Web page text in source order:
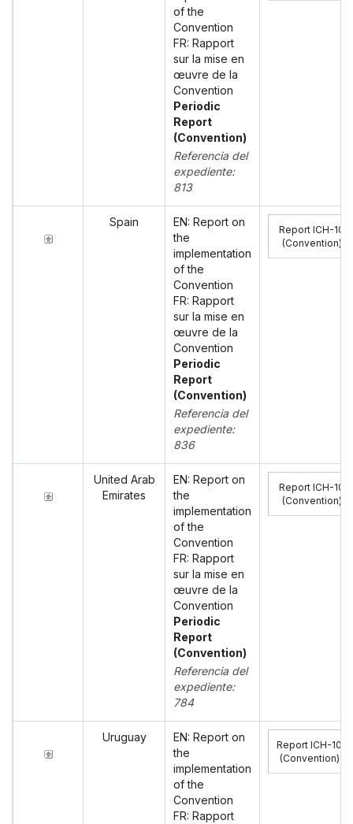
of the
Convention
FR: Rapport
sur la mise en
œuvre de la
Convention
Periodic
Report
(Convention)
Referencia del
expediente:
813
Spain
EN: Report on
the
implementation
of the
Convention
FR: Rapport
sur la mise en
œuvre de la
Convention
Periodic
Report
(Convention)
Referencia del
expediente:
836
Report ICH-10
(Convention)
United Arab
Emirates
EN: Report on
the
implementation
of the
Convention
FR: Rapport
sur la mise en
œuvre de la
Convention
Periodic
Report
(Convention)
Referencia del
expediente:
784
Report ICH-10
(Convention)
Uruguay
EN: Report on
the
implementation
of the
Convention
FR: Rapport
Report ICH-10
(Convention)